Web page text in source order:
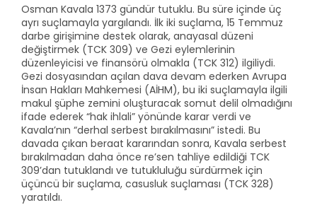
Osman Kavala 1373 gündür tutuklu. Bu süre içinde üç
ayrı suçlamayla yargılandı. İlk iki suçlama, 15 Temmuz
darbe girişimine destek olarak, anayasal düzeni
değiştirmek (TCK 309) ve Gezi eylemlerinin
düzenleyicisi ve finansörü olmakla (TCK 312) ilgiliydi.
Gezi dosyasından açılan dava devam ederken Avrupa
İnsan Hakları Mahkemesi (AİHM), bu iki suçlamayla ilgili
makul şüphe zemini oluşturacak somut delil olmadığını
ifade ederek “hak ihlali” yönünde karar verdi ve
Kavala’nın “derhal serbest bırakılmasını” istedi. Bu
davada çıkan beraat kararından sonra, Kavala serbest
bırakılmadan daha önce re’sen tahliye edildiği TCK
309’dan tutuklandı ve tutukluluğu sürdürmek için
üçüncü bir suçlama, casusluk suçlaması (TCK 328)
yaratıldı.